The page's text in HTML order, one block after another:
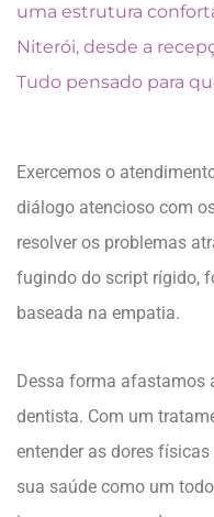
uma estrutura
Niterói, desde a
Tudo pensado para
Exercemos o
diálogo atencioso com
resolver os problemas
fugindo do script rígido,
baseada na empatia.
Dessa forma afastamos
dentista. Com um
entender as dores
sua saúde como um